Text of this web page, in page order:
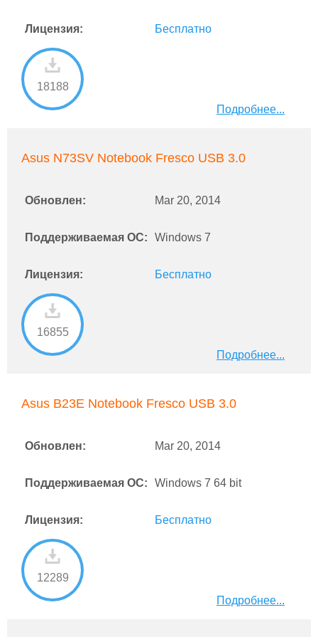
Лицензия: Бесплатно
18188
Подробнее...
Asus N73SV Notebook Fresco USB 3.0
Обновлен: Mar 20, 2014
Поддерживаемая ОС: Windows 7
Лицензия: Бесплатно
16855
Подробнее...
Asus B23E Notebook Fresco USB 3.0
Обновлен: Mar 20, 2014
Поддерживаемая ОС: Windows 7 64 bit
Лицензия: Бесплатно
12289
Подробнее...